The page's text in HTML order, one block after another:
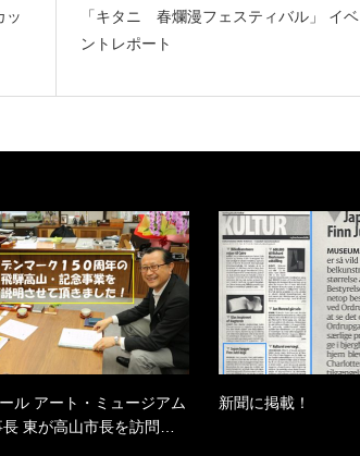
ッ
「キタニ 春爛漫フェスティバル」 イベ
ントレポート
ル アート・ミュージアム
東が高山市長を訪問…
新聞に掲載！